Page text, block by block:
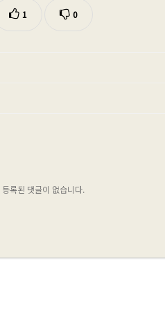
1 0
등록된 댓글이 없습니다.